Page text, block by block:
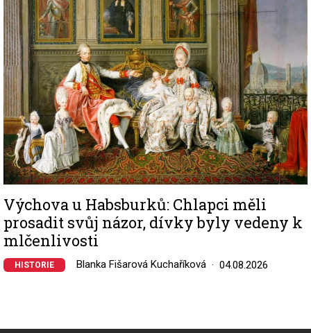
Výchova u Habsburků: Chlapci měli
prosadit svůj názor, dívky byly vedeny k
mlčenlivosti
HISTORIE Blanka Fišarová Kuchaříková 04.08.2026